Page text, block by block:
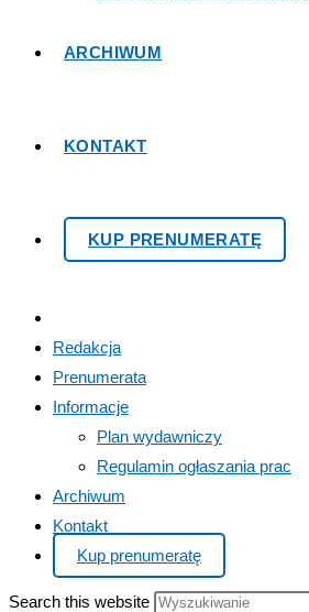
ARCHIWUM
KONTAKT
KUP PRENUMERATĘ
Redakcja
Prenumerata
Informacje
Plan wydawniczy
Regulamin ogłaszania prac
Archiwum
Kontakt
Kup prenumeratę
Search this website